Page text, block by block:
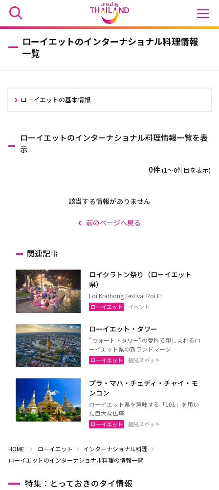
ローイエットのインターナショナル料理情報
一覧
ローイエットの基本情報
ローイエットのインターナショナル料理情報一覧を表
示
0件(1〜0件目を表示)
該当する情報がありません
前のページへ戻る
関連記事
ロイクラトン祭り（ローイエット
県）
Loi Krathong Festival Roi Et
ローイエット イベント
ローイエット・タワー
"ウォート・タワー"の愛称で親しまれるロ
ーイエット県の新ランドマーク
ローイエット 観光スポット
プラ・マハ・チェディ・チャイ・モ
ンコン
ローイエット県を意味する「101」を用い
た巨大な仏塔
ローイエット 観光スポット
HOME ローイエット
インターナショナル料理
ローイエットのインターナショナル料理の情報一覧
特集：とっておきのタイ情報